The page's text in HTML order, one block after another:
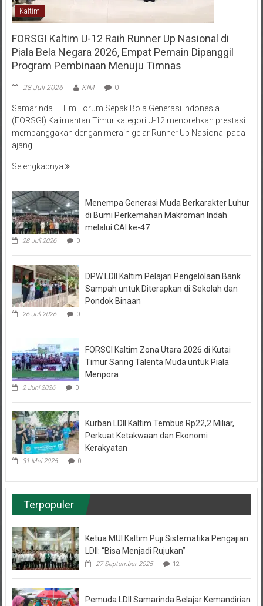
Kaltim
FORSGI Kaltim U-12 Raih Runner Up Nasional di
Piala Bela Negara 2026, Empat Pemain Dipanggil
Program Pembinaan Menuju Timnas
28 Juli 2026 KIM 0
Samarinda – Tim Forum Sepak Bola Generasi Indonesia
(FORSGI) Kalimantan Timur kategori U-12 menorehkan prestasi
membanggakan dengan meraih gelar Runner Up Nasional pada
ajang
Selengkapnya
Menempa Generasi Muda Berkarakter Luhur
di Bumi Perkemahan Makroman Indah
melalui CAI ke-47
28 Juli 2026 0
DPW LDII Kaltim Pelajari Pengelolaan Bank
Sampah untuk Diterapkan di Sekolah dan
Pondok Binaan
26 Juli 2026 0
FORSGI Kaltim Zona Utara 2026 di Kutai
Timur Saring Talenta Muda untuk Piala
Menpora
2 Juni 2026 0
Kurban LDII Kaltim Tembus Rp22,2 Miliar,
Perkuat Ketakwaan dan Ekonomi
Kerakyatan
31 Mei 2026 0
Terpopuler
Ketua MUI Kaltim Puji Sistematika Pengajian
LDII: “Bisa Menjadi Rujukan”
27 September 2025 12
Pemuda LDII Samarinda Belajar Kemandirian